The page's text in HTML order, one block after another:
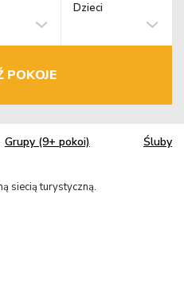
Dzieci
POKOJE
Grupy (9+ pokoi) Śluby
siecią turystyczną.